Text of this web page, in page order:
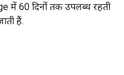
में 60 दिनों तक उपलब्ध रहती
हैं.